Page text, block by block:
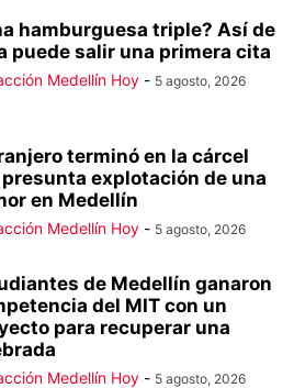
hamburguesa triple? Así de
puede salir una primera cita
Medellín Hoy - 5 agosto, 2026
terminó en la cárcel
explotación de una
en Medellín
Medellín Hoy - 5 agosto, 2026
de Medellín ganaron
del MIT con un
para recuperar una
Medellín Hoy - 5 agosto, 2026